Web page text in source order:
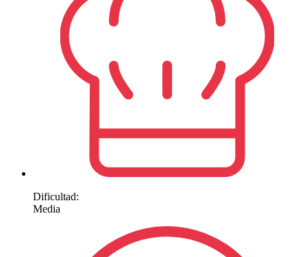
Dificultad:
Media